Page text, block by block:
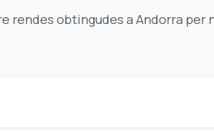
rendes obtingudes a Andorra per